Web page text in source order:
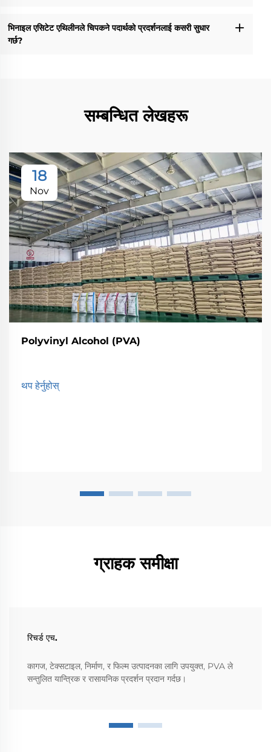
भिनाइल एसिटेट एथिलीनले चिपकने पदार्थको प्रदर्शनलाई कसरी सुधार
गर्छ?
सम्बन्धित लेखहरू
18
Nov
Polyvinyl Alcohol (PVA)
थप हेर्नुहोस्
ग्राहक समीक्षा
रिचर्ड एच.
कागज, टेक्सटाइल, निर्माण, र फिल्म उत्पादनका लागि उपयुक्त, PVA ले
सन्तुलित यान्त्रिक र रासायनिक प्रदर्शन प्रदान गर्दछ।